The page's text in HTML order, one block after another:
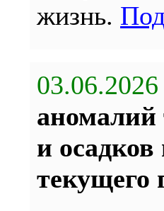
жизнь.
03.06.2026
аномалий
и
текущего